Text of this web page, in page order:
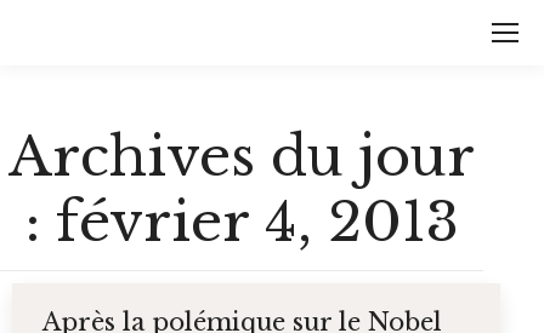
Archives du jour
: février 4, 2013
Après la polémique sur le Nobel